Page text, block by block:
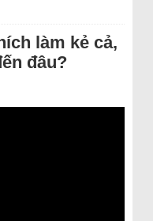
làm kẻ cả,
đâu?